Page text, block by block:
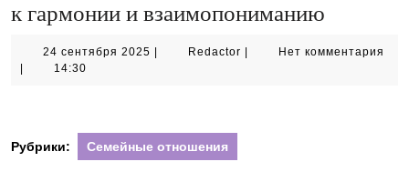
к гармонии и взаимопониманию
24 сентября 2025 24
Redactor RedactorНет комментария
14:30
Рубрики: Семейные отношения